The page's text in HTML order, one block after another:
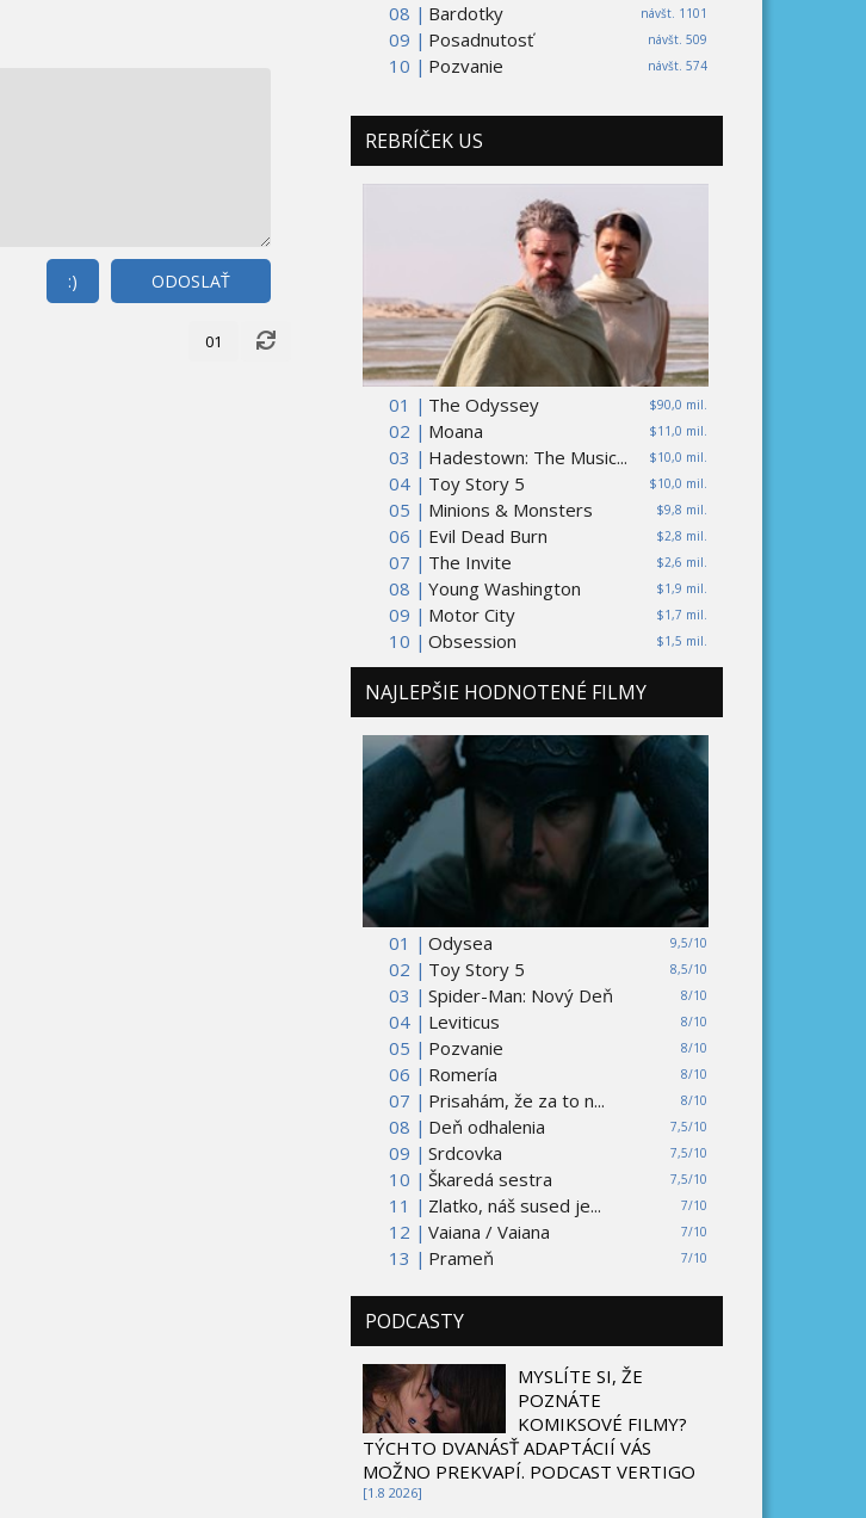
ODOSLAŤ
:)
01
08 |
návšt. 1101
Bardotky
09 |
návšt. 509
Posadnutosť
10 |
návšt. 574
Pozvanie
REBRÍČEK US
01 | $90,0 mil.
The Odyssey
02 |
$11,0 mil.
Moana
03 |
$10,0 mil.
Hadestown: The Music...
04 |
$10,0 mil.
Toy Story 5
05 |
$9,8 mil.
Minions & Monsters
06 |
$2,8 mil.
Evil Dead Burn
07 |
$2,6 mil.
The Invite
08 |
$1,9 mil.
Young Washington
09 |
$1,7 mil.
Motor City
10 |
$1,5 mil.
Obsession
NAJLEPŠIE HODNOTENÉ FILMY
01 | 9,5/10
Odysea
02 |
8,5/10
Toy Story 5
03 |
8/10
Spider-Man: Nový Deň
04 |
8/10
Leviticus
05 |
8/10
Pozvanie
06 |
8/10
Romería
07 |
8/10
Prisahám, že za to n...
08 |
7,5/10
Deň odhalenia
09 |
7,5/10
Srdcovka
10 |
7,5/10
Škaredá sestra
11 |
7/10
Zlatko, náš sused je...
12 |
7/10
Vaiana / Vaiana
13 |
7/10
Prameň
PODCASTY
MYSLÍTE SI, ŽE
POZNÁTE
KOMIKSOVÉ FILMY?
TÝCHTO DVANÁSŤ ADAPTÁCIÍ VÁS
MOŽNO PREKVAPÍ. PODCAST VERTIGO
[1.8 2026]